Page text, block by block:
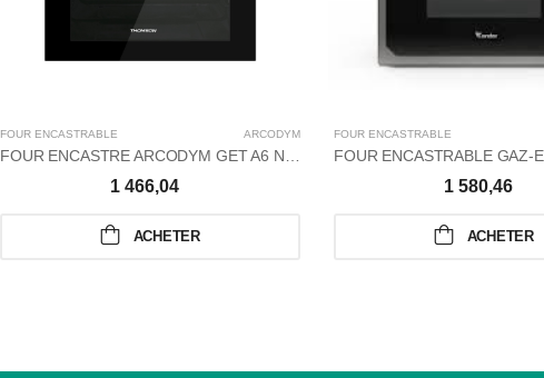
FOUR ENCASTRABLE ARCODYM
1 466,04
ACHETER
FOUR ENCASTRABLE
1 580,46
ACHETER